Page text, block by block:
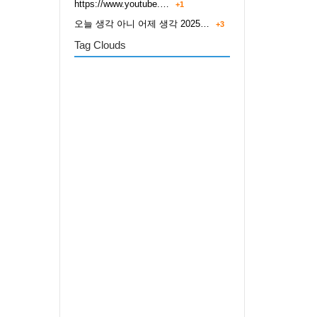
https://www.youtube.… +1
오늘 생각 아니 어제 생각 2025… +3
Tag Clouds